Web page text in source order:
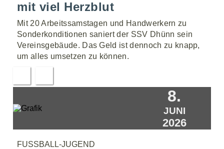
mit viel Herzblut
Mit 20 Arbeitssamstagen und Handwerkern zu
Sonderkonditionen saniert der SSV Dhünn sein
Vereinsgebäude. Das Geld ist dennoch zu knapp,
um alles umsetzen zu können.
8.
JUNI
2026
FUSSBALL-JUGEND